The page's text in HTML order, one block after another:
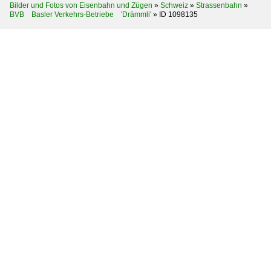
Bilder und Fotos von Eisenbahn und Zügen » Schweiz » Strassenbahn »
BVB Basler Verkehrs-Betriebe 'Drämmli' » ID 1098135